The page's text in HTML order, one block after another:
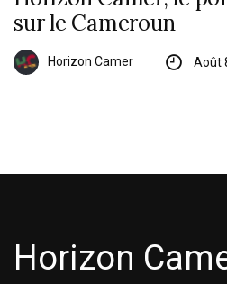
sur le Cameroun
Horizon Camer Août
Horizon